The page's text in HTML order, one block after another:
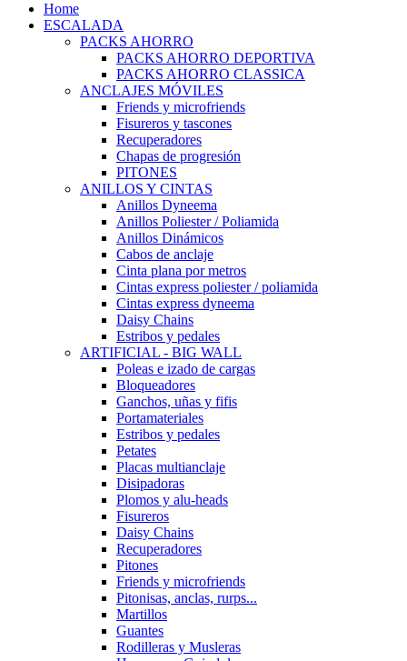
Home
ESCALADA
PACKS AHORRO
PACKS AHORRO DEPORTIVA
PACKS AHORRO CLASSICA
ANCLAJES MÓVILES
Friends y microfriends
Fisureros y tascones
Recuperadores
Chapas de progresión
PITONES
ANILLOS Y CINTAS
Anillos Dyneema
Anillos Poliester / Poliamida
Anillos Dinámicos
Cabos de anclaje
Cinta plana por metros
Cintas express poliester / poliamida
Cintas express dyneema
Daisy Chains
Estribos y pedales
ARTIFICIAL - BIG WALL
Poleas e izado de cargas
Bloqueadores
Ganchos, uñas y fifis
Portamateriales
Estribos y pedales
Petates
Placas multianclaje
Disipadoras
Plomos y alu-heads
Fisureros
Daisy Chains
Recuperadores
Pitones
Friends y microfriends
Pitonisas, anclas, rurps...
Martillos
Guantes
Rodilleras y Musleras